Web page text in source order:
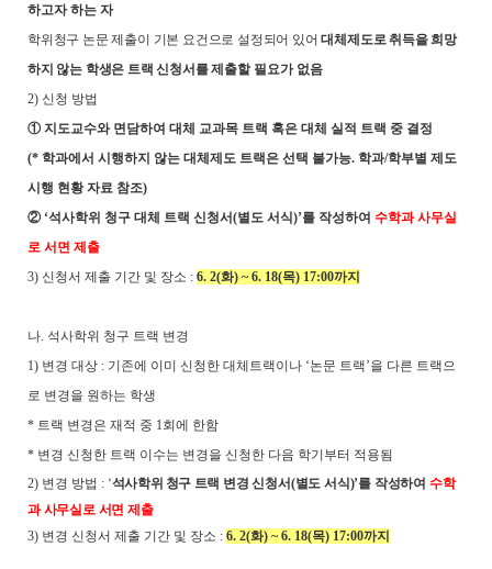
하고자 하는 자
학위청구 논문 제출이 기본 요건으로 설정되어 있어대체제도로 취득을 희망
하지 않는 학생은 트랙 신청서를 제출할 필요가 없음
2) 신청 방법
① 지도교수와 면담하여 대체 교과목 트랙 혹은 대체 실적 트랙 중 결정
(* 학과에서 시행하지 않는 대체제도 트랙은 선택 불가능. 학과/학부별 제도
시행 현황 자료 참조)
② ‘석사학위 청구 대체 트랙 신청서(별도 서식)’를 작성하여 수학과 사무실
로 서면 제출
3) 신청서 제출 기간 및 장소 : 6. 2(화) ~ 6. 18(목) 17:00까지
나. 석사학위 청구 트랙 변경
1) 변경 대상 : 기존에 이미 신청한 대체트랙이나 ‘논문 트랙’을 다른 트랙으
로 변경을 원하는 학생
* 트랙 변경은 재적 중 1회에 한함
* 변경 신청한 트랙 이수는 변경을 신청한 다음 학기부터 적용됨
2) 변경 방법 : ‘석사학위 청구 트랙 변경 신청서(별도 서식)’를 작성하여 수학
과 사무실로 서면 제출
3) 변경 신청서 제출 기간 및 장소 : 6. 2(화) ~ 6. 18(목) 17:00까지